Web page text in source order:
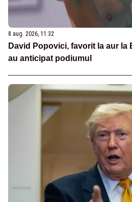
8 aug. 2026, 11:32
David Popovici, favorit la aur la
au anticipat podiumul